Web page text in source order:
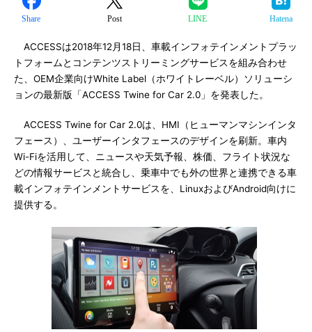
Share Post LINE Hatena
ACCESSは2018年12月18日、車載インフォテインメントプラッ
トフォームとコンテンツストリーミングサービスを組み合わせ
た、OEM企業向けWhite Label（ホワイトレーベル）ソリューシ
ョンの最新版「ACCESS Twine for Car 2.0」を発表した。
ACCESS Twine for Car 2.0は、HMI（ヒューマンマシンインタ
フェース）、ユーザーインタフェースのデザインを刷新。車内
Wi-Fiを活用して、ニュースや天気予報、株価、フライト状況な
どの情報サービスと統合し、乗車中でも外の世界と連携できる車
載インフォテインメントサービスを、LinuxおよびAndroid向けに
提供する。